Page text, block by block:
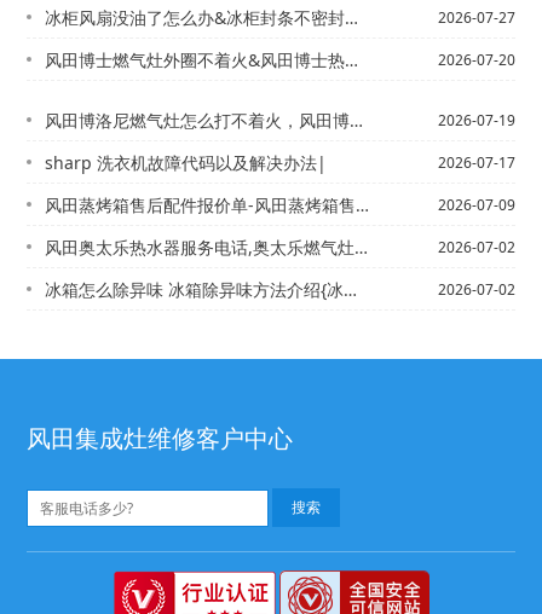
冰柜风扇没油了怎么办&冰柜封条不密封了怎么办 2026-07-27
风田博士燃气灶外圈不着火&风田博士热水器电话,博世热水器e9故障代码是何问题 2026-07-20
风田博洛尼燃气灶怎么打不着火，风田博诺尼燃气灶打不着火 2026-07-19
sharp 洗衣机故障代码以及解决办法| 2026-07-17
风田蒸烤箱售后配件报价单-风田蒸烤箱售后配件报价单图片最新的报价 2026-07-09
风田奥太乐热水器服务电话,奥太乐燃气灶售后电话@奥特朗厨房热水器维修电话,抚顺奥... 2026-07-02
冰箱怎么除异味 冰箱除异味方法介绍{冰箱怎么会漏水-这个怎么解决- 2026-07-02
风田集成灶维修客户中心